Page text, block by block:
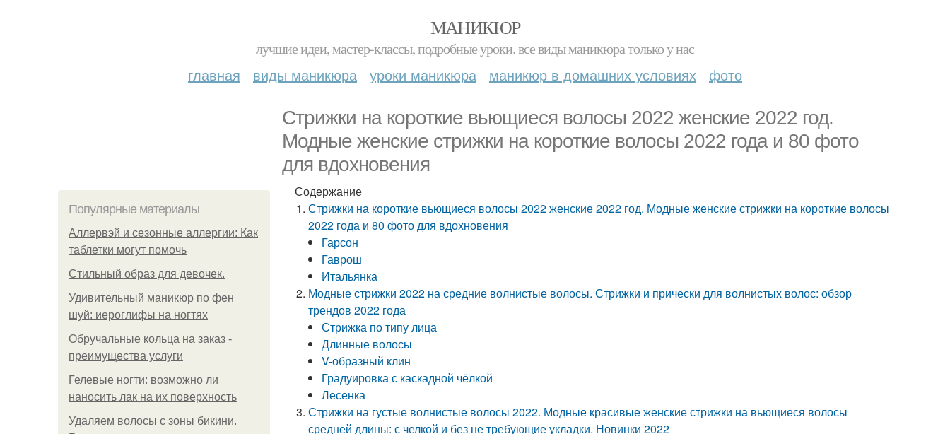
МАНИКЮР
лучшие идеи, мастер-классы, подробные уроки. все виды маникюра только у нас
главная виды маникюра уроки маникюра маникюр в домашних условиях фото
Стрижки на короткие вьющиеся волосы 2022 женские 2022 год.
Модные женские стрижки на короткие волосы 2022 года и 80 фото
для вдохновения
Популярные материалы
Аллервэй и сезонные аллергии: Как
таблетки могут помочь
Стильный образ для девочек.
Удивительный маникюр по фен
шуй: иероглифы на ногтях
Обручальные кольца на заказ -
преимущества услуги
Гелевые ногти: возможно ли
наносить лак на их поверхность
Удаляем волосы с зоны бикини.
Содержание
Стрижки на короткие вьющиеся волосы 2022 женские 2022 год. Модные женские стрижки на короткие волосы
2022 года и 80 фото для вдохновения
Гарсон
Гаврош
Итальянка
Модные стрижки 2022 на средние волнистые волосы. Стрижки и прически для волнистых волос: обзор
трендов 2022 года
Стрижка по типу лица
Длинные волосы
V-образный клин
Градуировка с каскадной чёлкой
Лесенка
Стрижки на густые волнистые волосы 2022. Модные красивые женские стрижки на вьющиеся волосы
средней длины: с челкой и без не требующие укладки. Новинки 2022